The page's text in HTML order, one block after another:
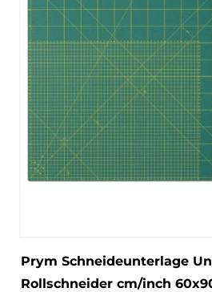
Prym Schneideunterlage
Rollschneider cm/inch